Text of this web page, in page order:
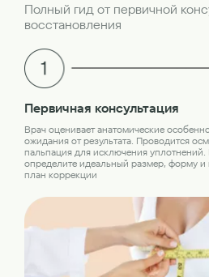
Полный гид от первичной
восстановления
Первичная консультация
Врач оценивает анатомические
ожидания от результата. Проводится
пальпация для исключения уплотнений.
определите идеальный размер, форму
план коррекции